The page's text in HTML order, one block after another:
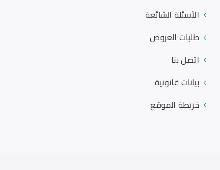
الأسئلة الشائعة
طلبات العروض
اتصل بنا
بيانات قانونية
خريطة الموقع